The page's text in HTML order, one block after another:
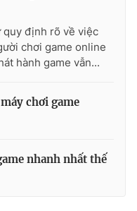
quy định rõ về việc
chơi game online
hành game vẫn...
chơi game
nhanh nhất thế